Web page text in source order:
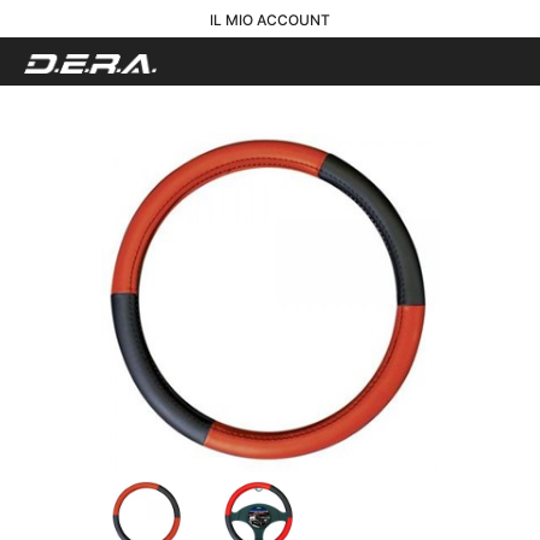
IL MIO ACCOUNT